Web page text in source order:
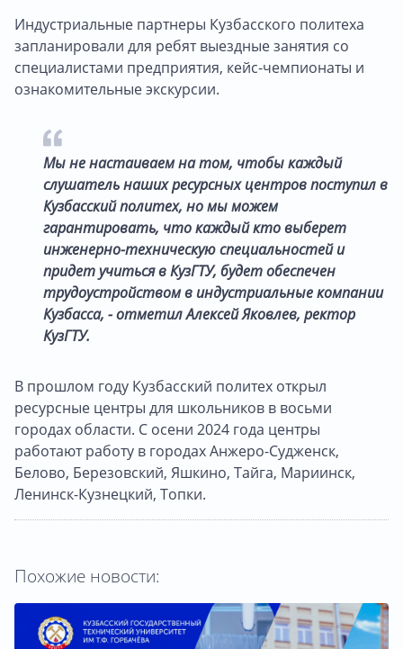
Индустриальные партнеры Кузбасского политеха
запланировали для ребят выездные занятия со
специалистами предприятия, кейс-чемпионаты и
ознакомительные экскурсии.
Мы не настаиваем на том, чтобы каждый
слушатель наших ресурсных центров поступил в
Кузбасский политех, но мы можем
гарантировать, что каждый кто выберет
инженерно-техническую специальностей и
придет учиться в КузГТУ, будет обеспечен
трудоустройством в индустриальные компании
Кузбасса, - отметил Алексей Яковлев, ректор
КузГТУ.
В прошлом году Кузбасский политех открыл
ресурсные центры для школьников в восьми
городах области. С осени 2024 года центры
работают работу в городах Анжеро-Судженск,
Белово, Березовский, Яшкино, Тайга, Мариинск,
Ленинск-Кузнецкий, Топки.
Похожие новости: